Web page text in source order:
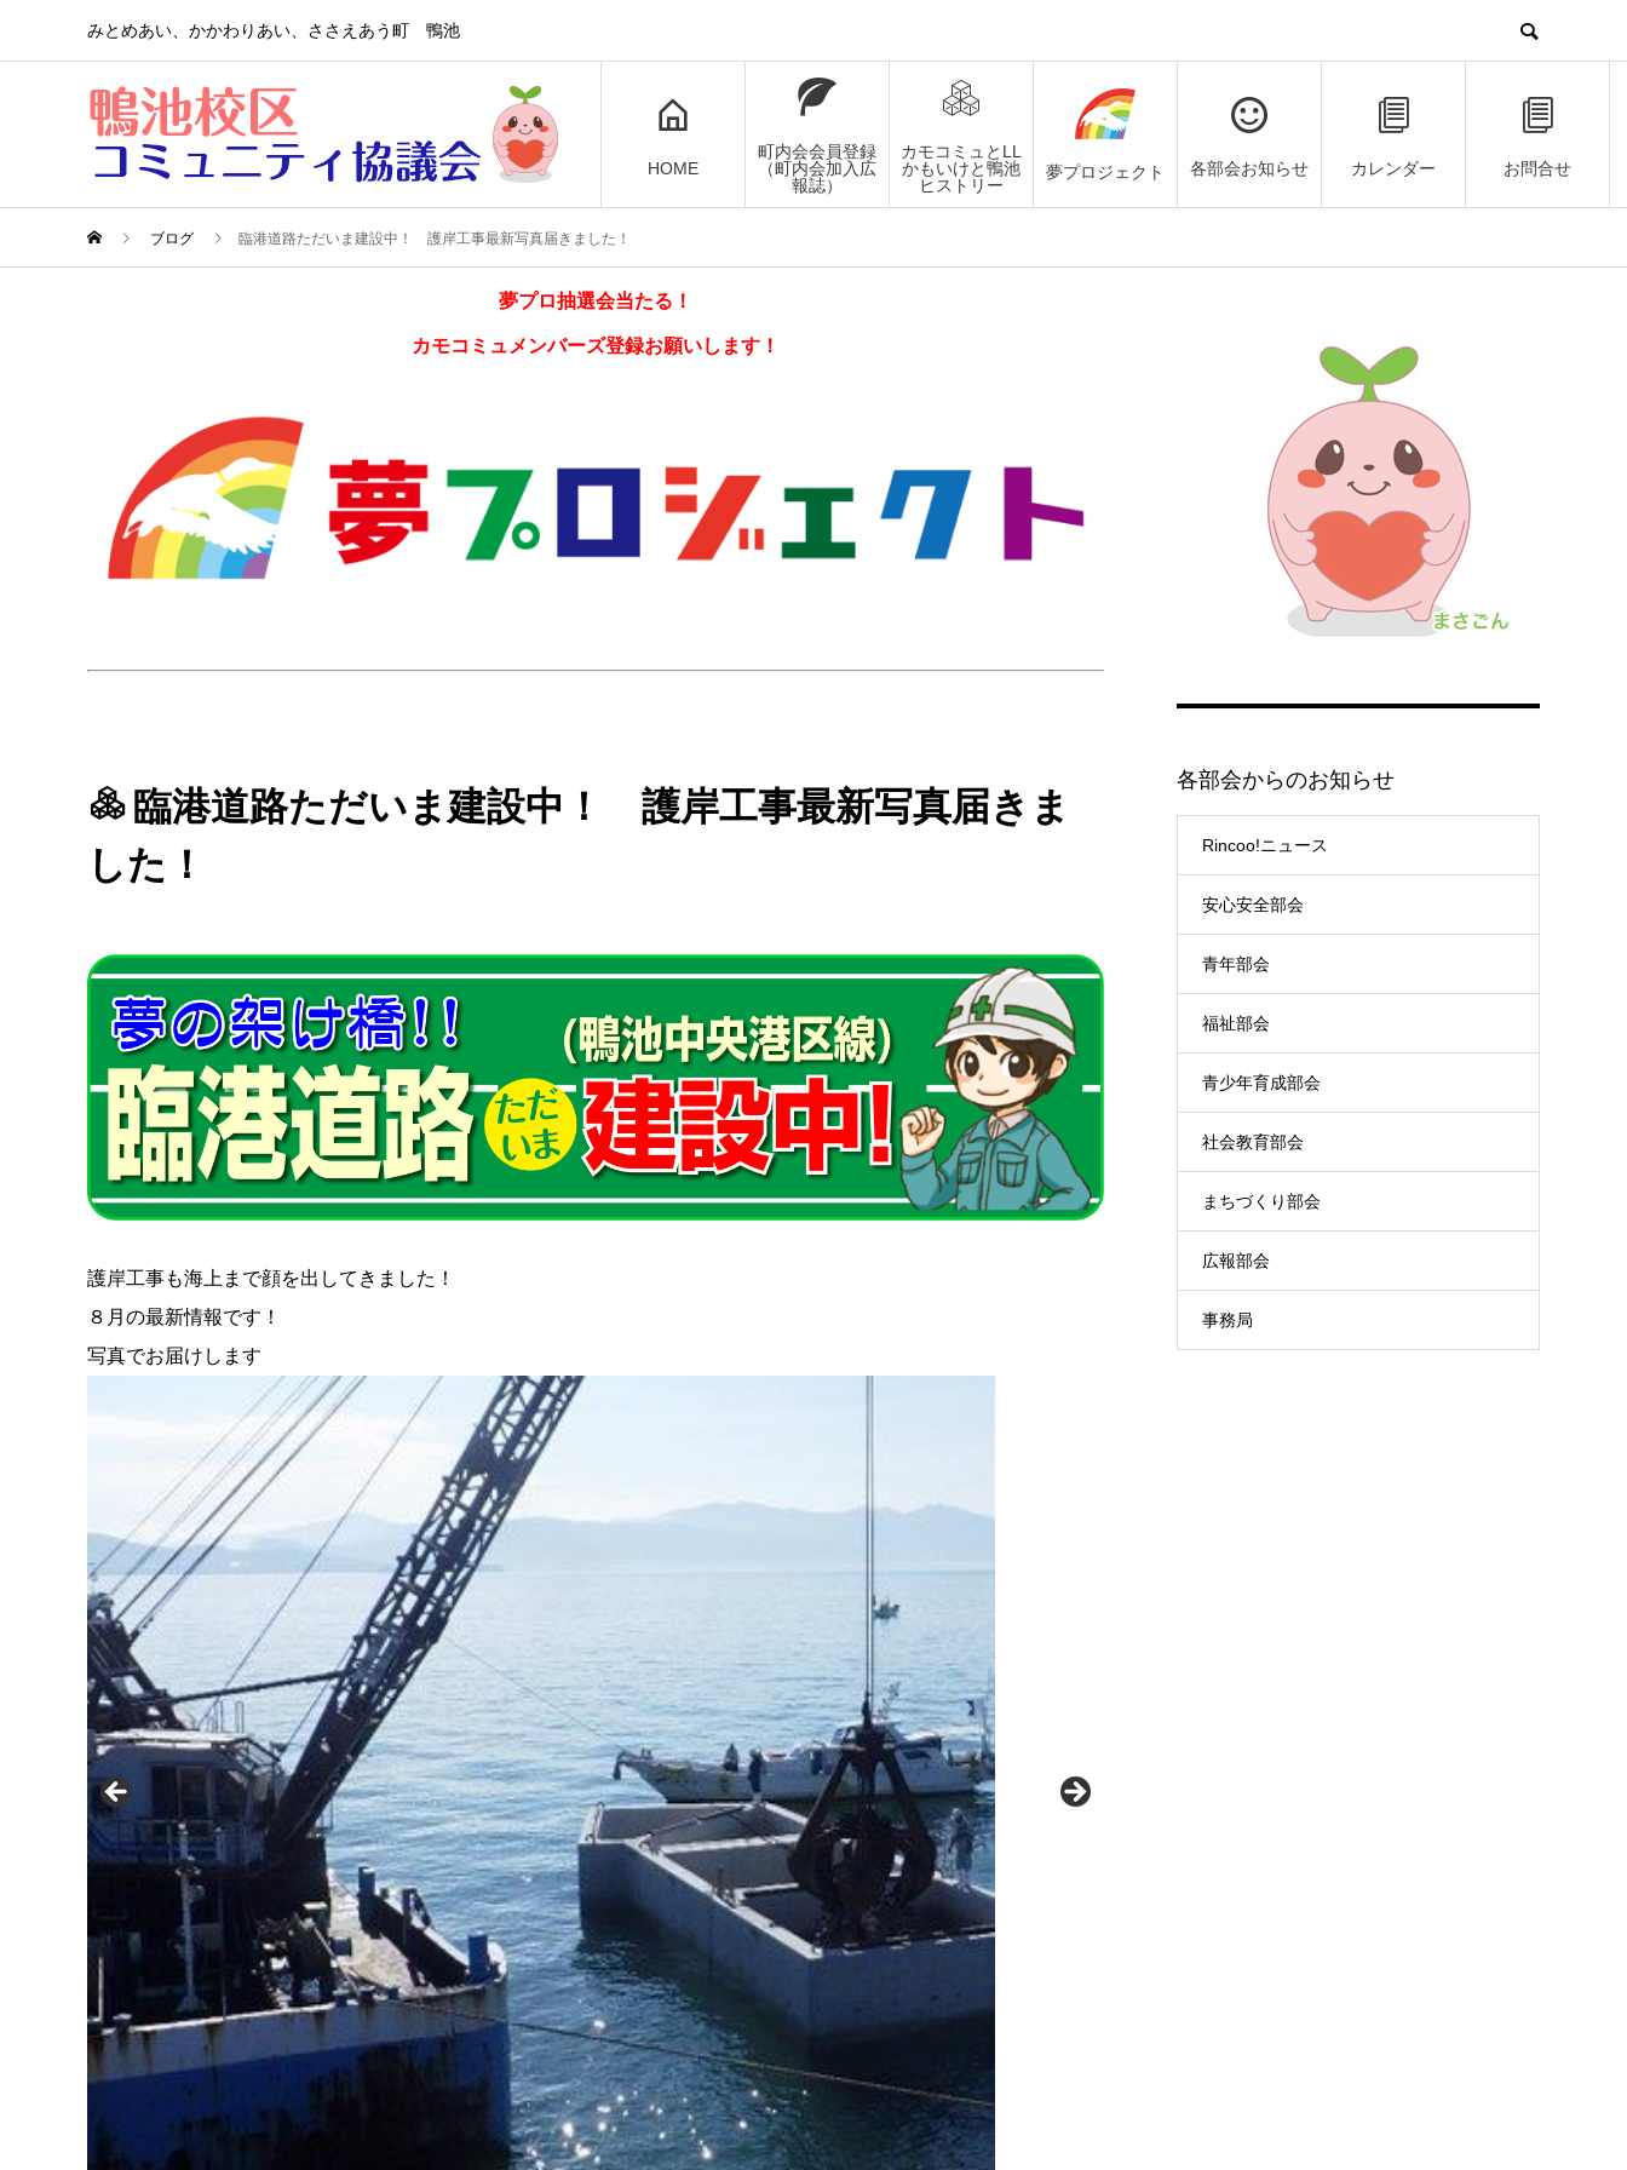
みとめあい、かかわりあい、ささえあう町 鴨池
HOME
町内会会員登録
（町内会加入広
報誌）
カモコミュとLL
かもいけと鴨池
ヒストリー
夢プロジェクト 各部会お知らせ カレンダー お問合せ
ブログ 臨港道路ただいま建設中！ 護岸工事最新写真届きました！
夢プロ抽選会当たる！
カモコミュメンバーズ登録お願いします！
臨港道路ただいま建設中！ 護岸工事最新写真届きま
した！
護岸工事も海上まで顔を出してきました！
８月の最新情報です！
写真でお届けします
各部会からのお知らせ
Rincoo!ニュース
安心安全部会
青年部会
福祉部会
青少年育成部会
社会教育部会
まちづくり部会
広報部会
事務局